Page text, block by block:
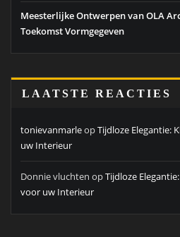
Meesterlijke Ontwerpen van OLA
Toekomst Vormgegeven
LAATSTE REACTIES
tonievanmarleopTijdloze Elegantie:
uw Interieur
Donnie vluchten opTijdloze
voor uw Interieur